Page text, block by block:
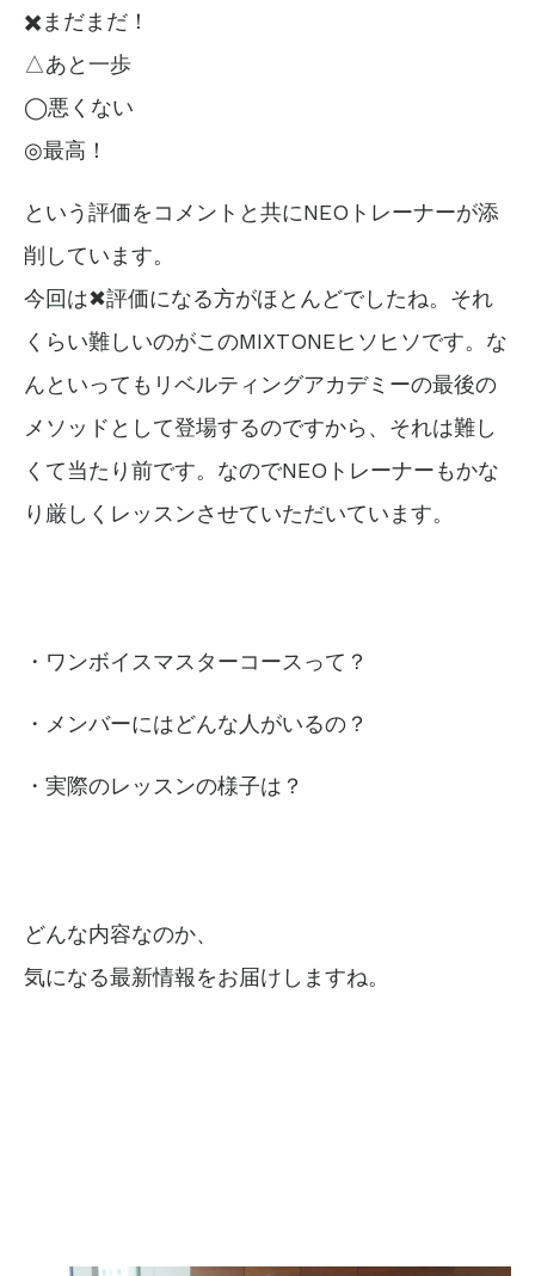
✖️まだまだ！
△あと一歩
◯悪くない
◎最高！
という評価をコメントと共にNEOトレーナーが添
削しています。
今回は✖評価になる方がほとんどでしたね。それ
くらい難しいのがこのMIXTONEヒソヒソです。な
んといってもリベルティングアカデミーの最後の
メソッドとして登場するのですから、それは難し
くて当たり前です。なのでNEOトレーナーもかな
り厳しくレッスンさせていただいています。
・ワンボイスマスターコースって？
・メンバーにはどんな人がいるの？
・実際のレッスンの様子は？
どんな内容なのか、
気になる最新情報をお届けしますね。